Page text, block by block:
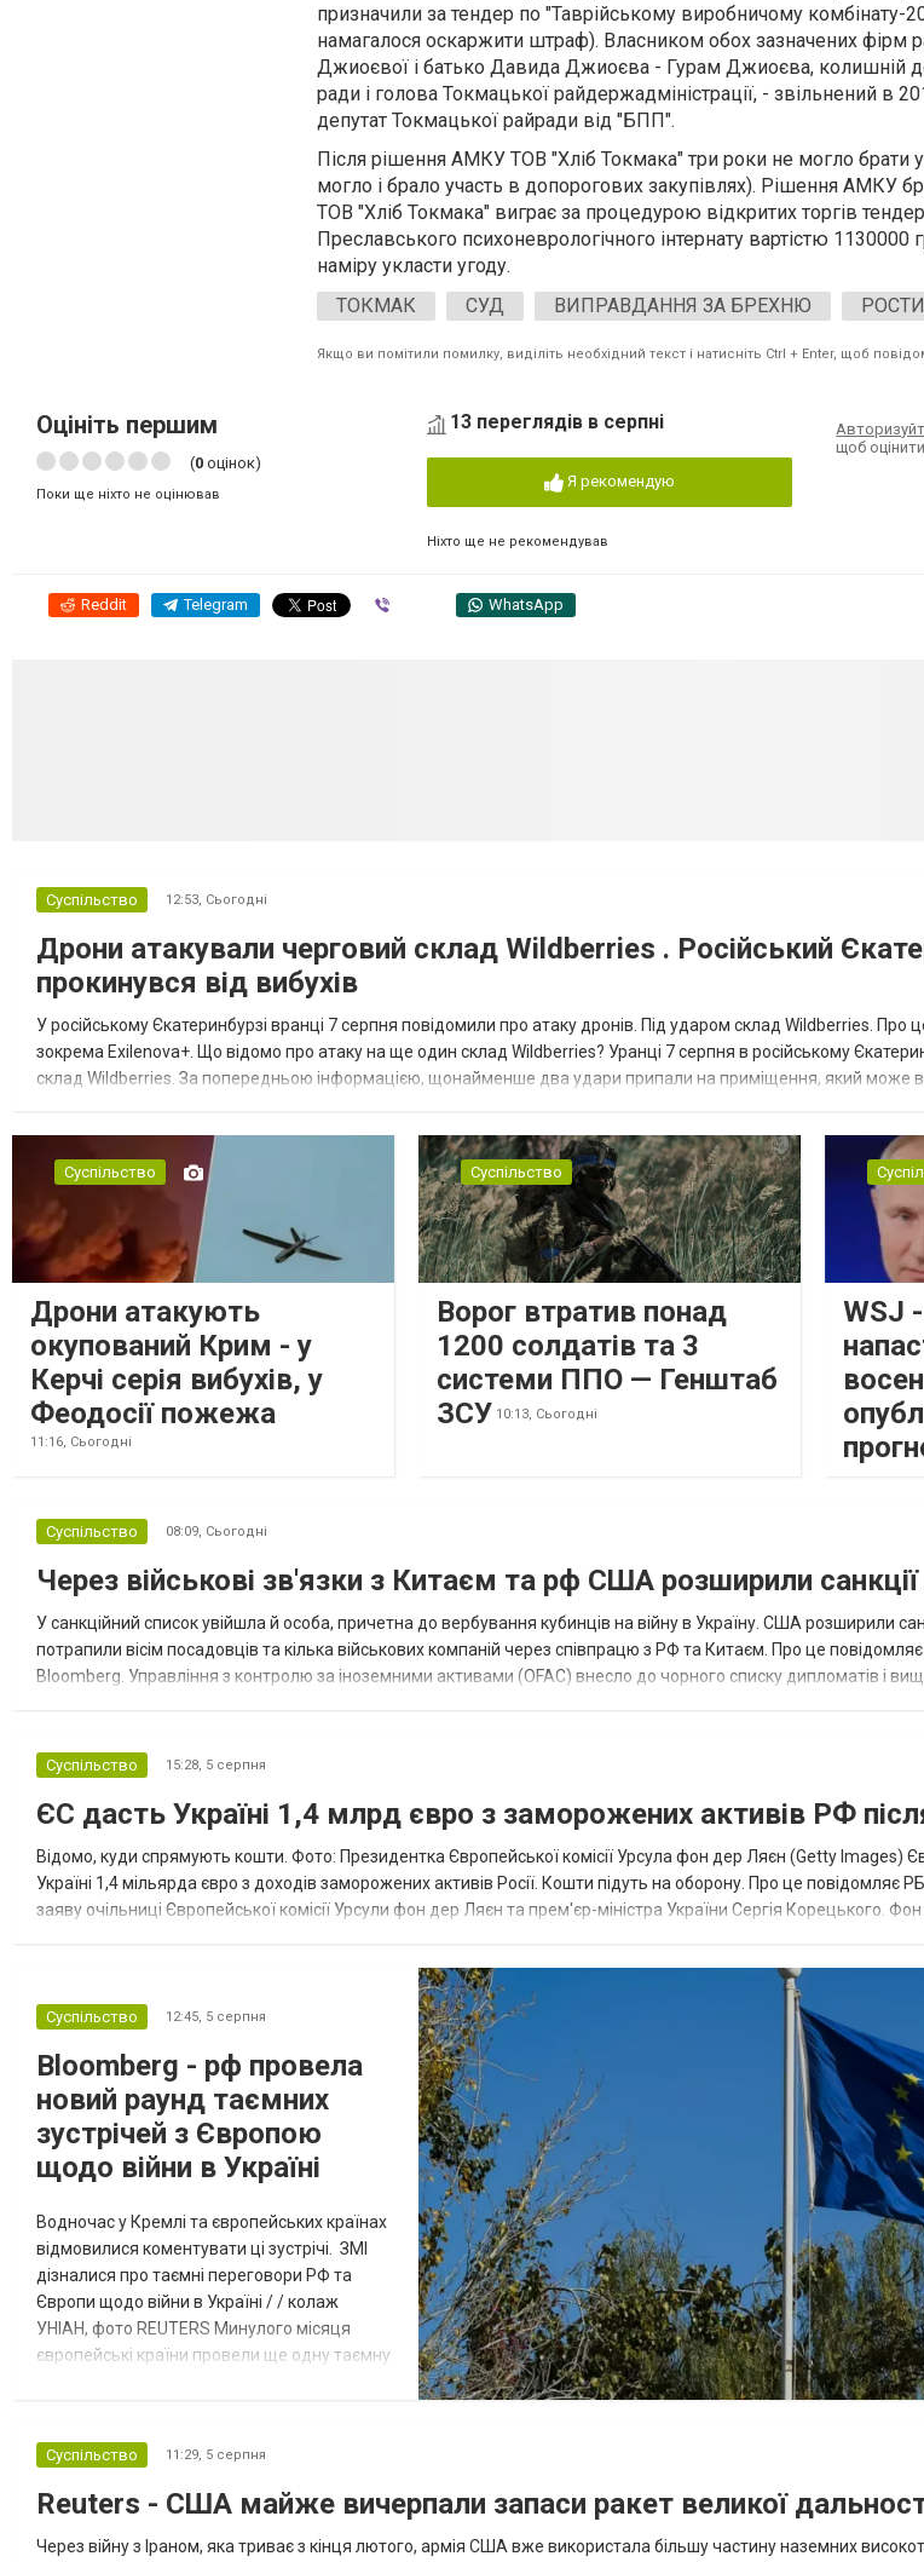
призначили за тендер по "Таврійському виробничому комбінату-
намагалося оскаржити штраф). Власником обох зазначених фірм
Джиоєвої і батько Давида Джиоєва - Гурам Джиоєва, колишній
ради і голова Токмацької райдержадміністрації, - звільнений в
депутат Токмацької райради від "БПП".
Після рішення АМКУ ТОВ "Хліб Токмака" три роки не могло брати
могло і брало участь в допорогових закупівлях). Рішення АМКУ
ТОВ "Хліб Токмака" виграє за процедурою відкритих торгів тендер
Преславського психоневрологічного інтернату вартістю 1130000
наміру укласти угоду.
ТОКМАК
СУД ВИПРАВДАННЯ ЗА БРЕХНЮ
Якщо ви помітили помилку, виділіть необхідний текст і натисніть Ctrl + Enter, щоб
Оцініть першим
(0 оцінок)
Поки ще ніхто не оцінював
13 переглядів в серпні
Я рекомендую
Ніхто ще не рекомендував
щоб
Reddit Telegram WhatsApp
Суспільство 12:53, Сьогодні
Дрони атакували черговий склад Wildberries . Російський
прокинувся від вибухів
У російському Єкатеринбурзі вранці 7 серпня повідомили про атаку дронів. Під ударом склад Wildberries. Про
зокрема Exilenova+. Що відомо про атаку на ще один склад Wildberries? Уранці 7 серпня в російському
склад Wildberries. За попередньою інформацією, щонайменше два удари припали на приміщення, який може
Суспільство
Дрони атакують
окупований Крим - у
Керчі серія вибухів, у
Феодосії пожежа
11:16, Сьогодні
Суспільство
Ворог втратив понад
1200 солдатів та 3
системи ППО — Генштаб
ЗСУ 10:13, Сьогодні
WSJ
Суспільство 08:09, Сьогодні
Через військові зв'язки з Китаєм та рф США розширили
У санкційний список увійшла й особа, причетна до вербування кубинців на війну в Україну. США розширили
потрапили вісім посадовців та кілька військових компаній через співпрацю з РФ та Китаєм. Про це
Bloomberg. Управління з контролю за іноземними активами (OFAC) внесло до чорного списку дипломатів і
Суспільство 15:28, 5 серпня
ЄС дасть Україні 1,4 млрд євро з заморожених активів РФ
Відомо, куди спрямують кошти. Фото: Президентка Європейської комісії Урсула фон дер Ляєн (Getty Images)
Україні 1,4 мільярда євро з доходів заморожених активів Росії. Кошти підуть на оборону. Про це повідомляє
заяву очільниці Європейської комісії Урсули фон дер Ляєн та прем'єр-міністра України Сергія Корецького.
Суспільство 12:45, 5 серпня
Bloomberg - рф провела
новий раунд таємних
зустрічей з Європою
щодо війни в Україні
Водночас у Кремлі та європейських країнах
відмовилися коментувати ці зустрічі. ЗМІ
дізналися про таємні переговори РФ та
Європи щодо війни в Україні / / колаж
УНІАН, фото REUTERS Минулого місяця
європейські країни провели ще одну таємну
зі сторони Європи до цих переговорів
долучилися колишні високопосадовці
Великої Британії, Франції, Німеччини та Р...
Суспільство 11:29, 5 серпня
Reuters - США майже вичерпали запаси ракет великої
Через війну з Іраном, яка триває з кінця лютого, армія США вже використала більшу частину наземних